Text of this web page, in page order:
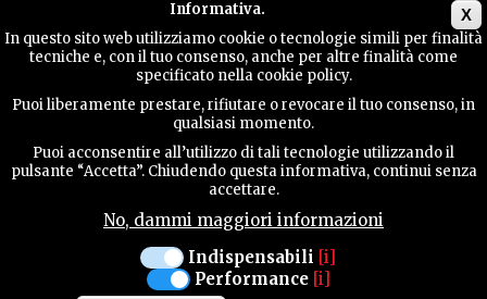
X
Informativa.
In questo sito web utilizziamo cookie o tecnologie simili per finalità
tecniche e, con il tuo consenso, anche per altre finalità come
specificato nella cookie policy.
Puoi liberamente prestare, rifiutare o revocare il tuo consenso, in
qualsiasi momento.
Puoi acconsentire all’utilizzo di tali tecnologie utilizzando il
pulsante “Accetta”. Chiudendo questa informativa, continui senza
accettare.
No, dammi maggiori informazioni
Indispensabili [i]
Performance [i]
TERRITORY
CONTACTS
The quietness of the Magredi, the
medieval villages, the majestic
Dolomites, Human Heritage, the
wonderful cuisine and top wines, the
fragrances of a spontaneous and
welcoming land.
Come and visit, you’ll feel at home!